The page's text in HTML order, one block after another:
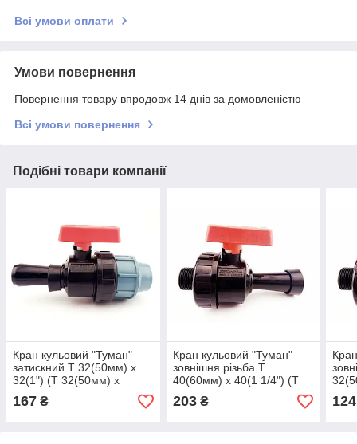
Всі умови оплати
Умови повернення
Повернення товару впродовж 14 днів за домовленістю
Всі умови повернення
Подібні товари компанії
Кран кульовий "Туман"
затискний Т 32(50мм) x
32(1") (Т 32(50мм) x
32(1"))
167 ₴
Кран кульовий "Туман"
зовнішня різьба Т
40(60мм) х 40(1 1/4") (Т
40(60мм) х 40(1 1/4"))
203₴ 124